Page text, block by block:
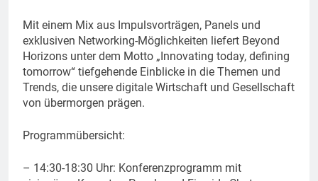
Mit einem Mix aus Impulsvorträgen, Panels und
exklusiven Networking-Möglichkeiten liefert Beyond
Horizons unter dem Motto „Innovating today, defining
tomorrow“ tiefgehende Einblicke in die Themen und
Trends, die unsere digitale Wirtschaft und Gesellschaft
von übermorgen prägen.
Programmübersicht:
– 14:30-18:30 Uhr: Konferenzprogramm mit